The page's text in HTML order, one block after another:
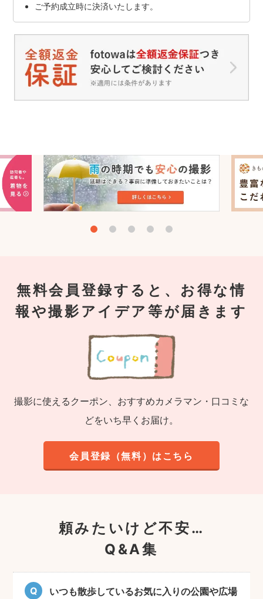
ご予約成立時に決済いたします。
無料会員登録すると、お得な情
報や撮影アイデア等が届きます
撮影に使えるクーポン、おすすめカメラマン・口コミな
どをいち早くお届け。
会員登録（無料）はこちら
頼みたいけど不安…
Q&A集
いつも散歩しているお気に入りの公園や広場